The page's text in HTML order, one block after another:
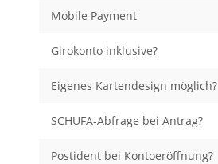
Mobile Payment
Girokonto inklusive?
Eigenes Kartendesign möglich?
SCHUFA-Abfrage bei Antrag?
Postident bei Kontoeröffnung?